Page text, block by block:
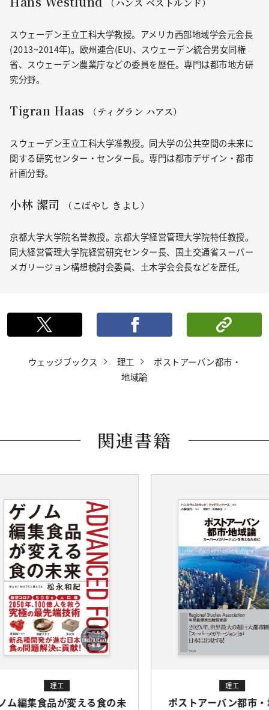
スウェーデン王立工科大学教授。アメリカ西部地域学会元会長
(2013~2014年)。欧州連合(EU)、スウェーデン統合男女同権
省、スウェーデン農業庁などの委員を歴任。専門は都市地方研
究分野。
Tigran Haas （ティグラン ハアス）
スウェーデン王立工科大学准教授。同大学の公共空間の未来に
関する研究センター・センター長。専門は都市デザイン・都市
計画分野。
小林 潔司 （こばやし きよし）
京都大学大学院名誉教授。京都大学経営管理大学院特任教授。
同大経営管理大学院経営研究センター長、国土交通省スーパー
メガリージョン構想検討会委員、土木学会会長などを歴任。
ポストする シ
ウェッジブックス 理工
ポストアーバン都市・
地域論
関連書籍
の未 ポストアーバン都市・地域論